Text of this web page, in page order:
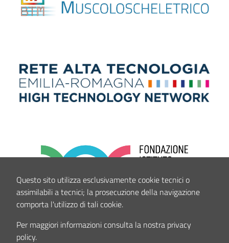
Questo sito utilizza esclusivamente cookie tecnici o
assimilabili a tecnici; la prosecuzione della navigazione
comporta l'utilizzo di tali cookie.
Per maggiori informazioni consulta la nostra privacy
policy.